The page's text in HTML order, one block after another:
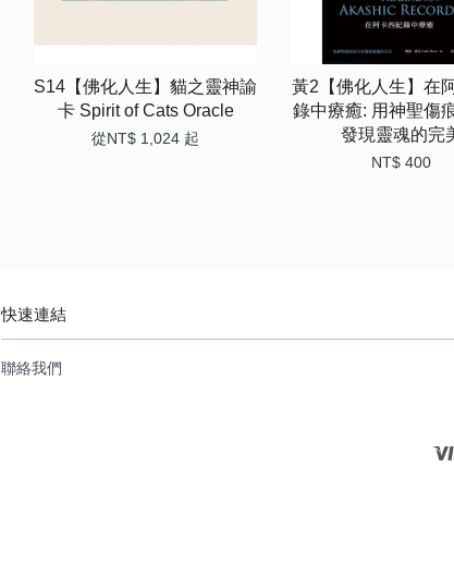
S14【佛化人生】貓之靈神諭
卡 Spirit of Cats Oracle
從 NT$ 1,024 起
黃2【佛化人生】在
錄中療癒: 用神聖傷
發現靈魂的完
NT$ 400
快速連結
聯絡我們